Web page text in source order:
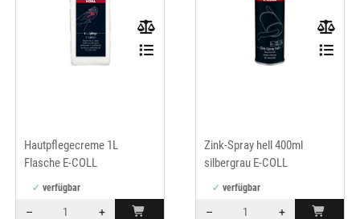
Hautpflegecreme 1L
Flasche E-COLL
verfügbar
–
+
Zink-Spray hell 400ml
silbergrau E-COLL
verfügbar
–
+